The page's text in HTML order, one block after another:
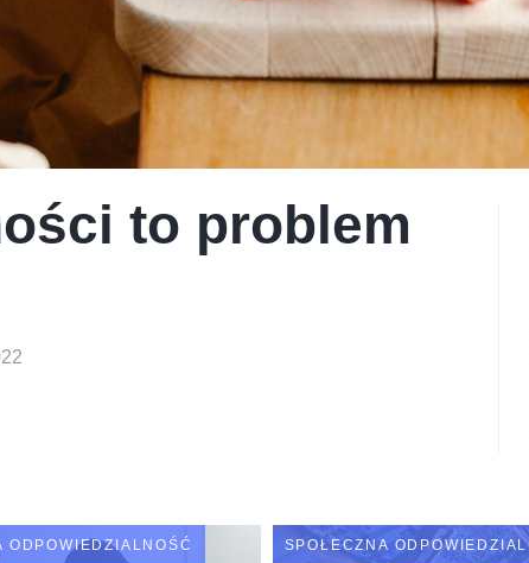
to problem
to problem
to problem
ODPOWIEDZIALNOŚĆ SPOŁECZNA